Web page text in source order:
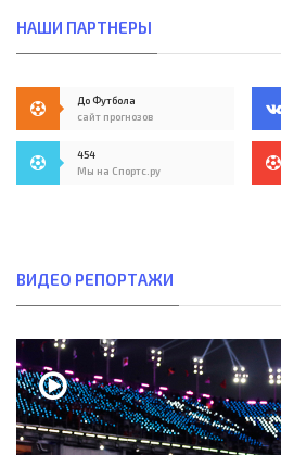
НАШИ ПАРТНЕРЫ
До Футбола
сайт прогнозов
454
Мы на Спортс.ру
ВИДЕО РЕПОРТАЖИ